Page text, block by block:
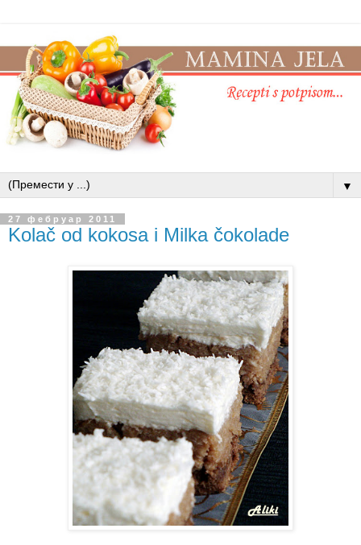
▼
27 фебруар 2011
Kolač od kokosa i Milka čokolade